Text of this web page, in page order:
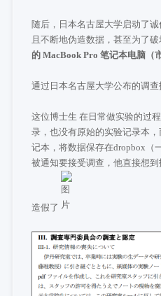
随后，日本名古屋大学启动了
且不断地伪造数据，甚至为了破
的 MacBook Pro 笔记本电脑（
通过日本名古屋大学公布的调查
这位博士生 在日常做实验的过
录，也没有原始的实验记录本
记本，将数据保存在dropbox（
被通知要接受调查，他直接想
造假了